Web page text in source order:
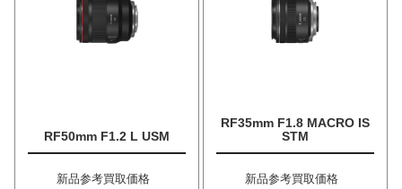
RF50mm F1.2 L USM
新品参考買取価格
RF35mm F1.8 MACRO IS
STM
新品参考買取価格